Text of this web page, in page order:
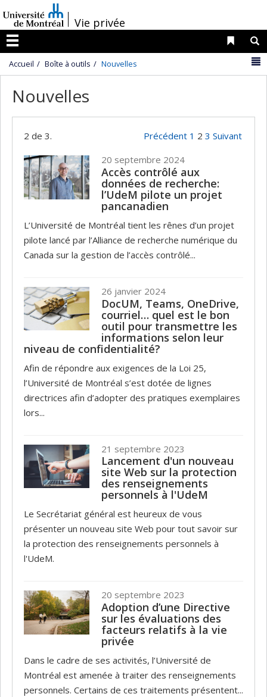
au
contenu
/
Vie privée
Menu
Liens
Accueil Boîte à outils Nouvelles
Nouvelles
2 de 3. Précédent 1 2 3 Suivant
20 septembre 2024
Accès contrôlé aux
données de recherche:
l’UdeM pilote un projet
pancanadien
L’Université de Montréal tient les rênes d’un projet
pilote lancé par l’Alliance de recherche numérique du
Canada sur la gestion de l’accès contrôlé...
26 janvier 2024
DocUM, Teams, OneDrive,
courriel… quel est le bon
outil pour transmettre les
informations selon leur
niveau de confidentialité?
Afin de répondre aux exigences de la Loi 25,
l’Université de Montréal s’est dotée de lignes
directrices afin d’adopter des pratiques exemplaires
lors...
21 septembre 2023
Lancement d'un nouveau
site Web sur la protection
des renseignements
personnels à l'UdeM
Le Secrétariat général est heureux de vous
présenter un nouveau site Web pour tout savoir sur
la protection des renseignements personnels à
l'UdeM.
20 septembre 2023
Adoption d’une Directive
sur les évaluations des
facteurs relatifs à la vie
privée
Dans le cadre de ses activités, l’Université de
Montréal est amenée à traiter des renseignements
personnels. Certains de ces traitements présentent...